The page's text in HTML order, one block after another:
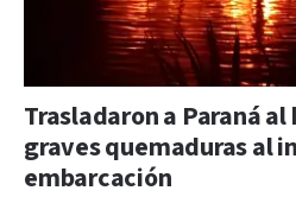
Trasladaron a Paraná
graves quemaduras al
embarcación